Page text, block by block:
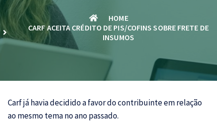
HOME
CARF ACEITA CRÉDITO DE PIS/COFINS SOBRE FRETE DE
INSUMOS
Carf já havia decidido a favor do contribuinte em relação
ao mesmo tema no ano passado.